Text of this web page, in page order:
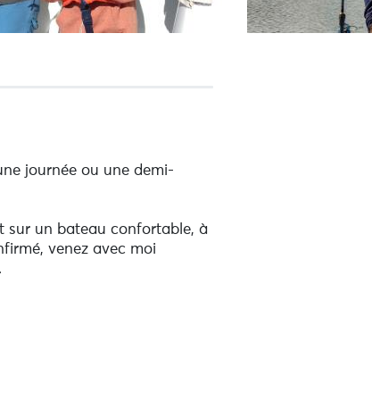
journée ou une demi-
sur un bateau confortable, à
venez avec moi